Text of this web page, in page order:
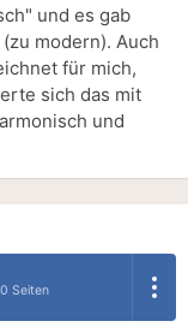
und es gab
modern). Auch
für mich,
sich das mit
und
Seiten